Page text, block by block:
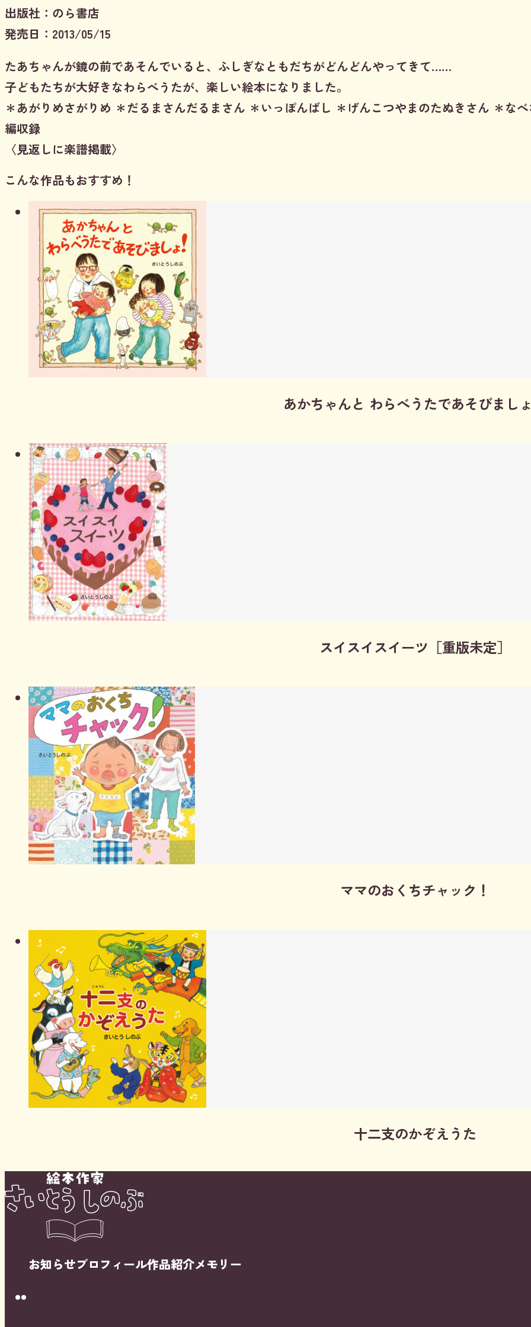
出版社：のら書店
発売日：2013/05/15
たあちゃんが鏡の前であそんでいると、ふしぎなともだちがどんどんやってきて……
子どもたちが大好きなわらべうたが、楽しい絵本になりました。
＊あがりめさがりめ ＊だるまさんだるまさん ＊いっぽんばし ＊げんこつやまのたぬきさん ＊な
編収録
〈見返しに楽譜掲載〉
こんな作品もおすすめ！
あかちゃんと わらべうたであそびまし
スイスイスイーツ［重版未定］
ママのおくちチャック！
十二支のかぞえうた
お知らせプロフィール作品紹介メモリー